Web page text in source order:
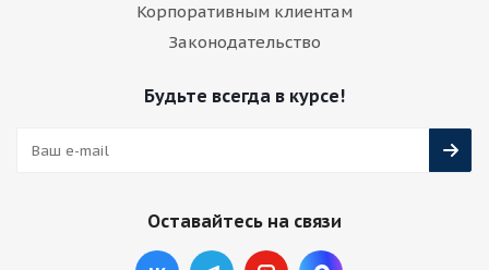
Корпоративным клиентам
Законодательство
Будьте всегда в курсе!
Оставайтесь на связи